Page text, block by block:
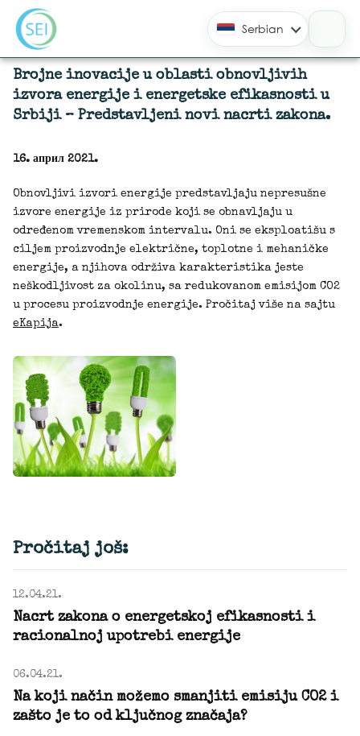
Serbian
Brojne inovacije u oblasti obnovljivih
izvora energije i energetske efikasnosti u
Srbiji – Predstavljeni novi nacrti zakona.
16. април 2021.
Obnovljivi izvori energije predstavljaju nepresušne
izvore energije iz prirode koji se obnavljaju u
određenom vremenskom intervalu. Oni se eksploatišu s
ciljem proizvodnje električne, toplotne i mehaničke
energije, a njihova održiva karakteristika jeste
neškodljivost za okolinu, sa redukovanom emisijom CO2
u procesu proizvodnje energije. Pročitaj više na sajtu
eKapija.
Pročitaj još:
12.04.21.
Nacrt zakona o energetskoj efikasnosti i
racionalnoj upotrebi energije
06.04.21.
Na koji način možemo smanjiti emisiju CO2 i
zašto je to od ključnog značaja?